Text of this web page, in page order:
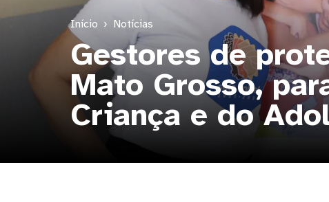
Início Notícias
Gestores de
Mato Grosso,
Criança e do